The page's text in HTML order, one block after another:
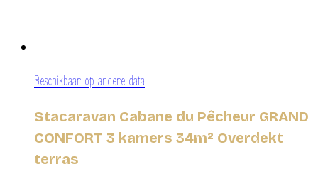
Beschikbaar op andere data
Stacaravan Cabane du Pêcheur GRAND
CONFORT 3 kamers 34m² Overdekt
terras